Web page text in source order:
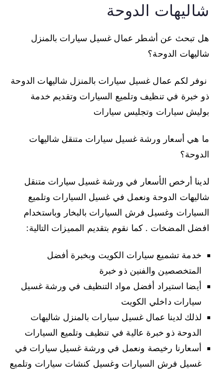
شاليهات الدوحة
هل تبحث عن أشطر عمال غسيل سيارات بالمنزل
شاليهات الدوحة؟
نوفر لكم عمال غسيل سيارات بالمنزل شاليهات الدوحة
ذو خبرة في تنظيف وتلميع السيارات وتقديم خدمة
بوليش سيارات وتجليس سيارات
ما هي أسعار ورشة غسيل سيارات متنقل شاليهات
الدوحة؟
لدينا أرخص الأسعار في ورشة غسيل سيارات متنقل
شاليهات الدوحة ونعمل في غسيل السيارات وتلميع
السيارات وغسيل فرش السيارات بالبخار وباستخدام
افضل المضخات . كما نقوم بتقديم المميزات التالية:
خدمة تشميع سيارات الكويت وبخبرة أفضل
المتخصصين والفنين ذو خبرة
أيضا استيراد أفضل مواد التنظيف في ورشة غسيل
سيارات داخلي الكويت
لذلك لدينا عمال غسيل سيارات بالمنزل شاليهات
الدوحة ذو خبرة عالية في تنظيف وتلميع السيارات
أسعارنا رخيصة ونعمل في ورشة غسيل سيارات في
غسيل فرش السيارات وغسيل كنشات سيارات وتلميع